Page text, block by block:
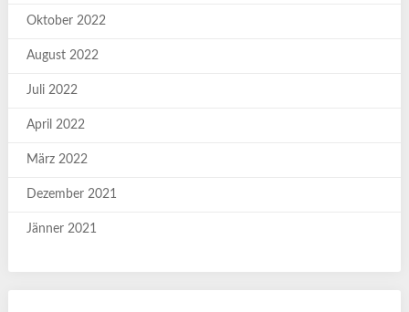
Oktober 2022
August 2022
Juli 2022
April 2022
März 2022
Dezember 2021
Jänner 2021